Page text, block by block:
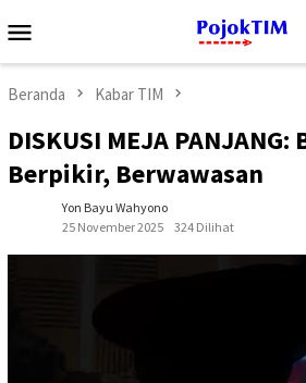
ke
Mobile
Beranda Kabar TIM
DISKUSI MEJA
Berpikir, Berwawasan
Yon Bayu Wahyono
25 November 2025
324 Dilihat